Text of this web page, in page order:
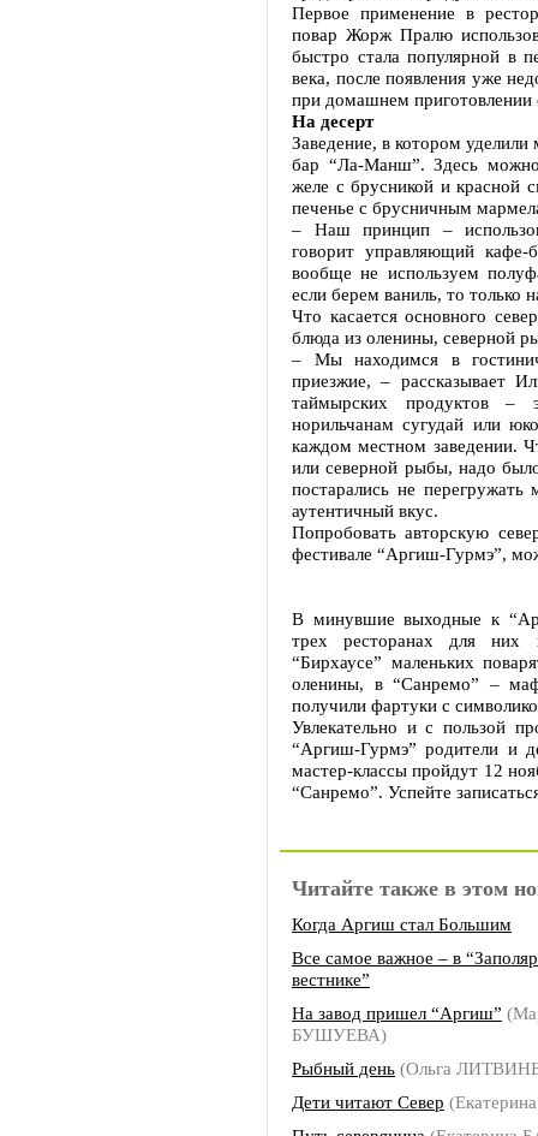
Первое применение в
повар Жорж Пралю
быстро стала популярной в
века, после появления уже
при домашнем приготовлении
На десерт
Заведение, в котором
бар “Ла-Манш”. Здесь
желе с брусникой и красной
печенье с брусничным
– Наш принцип –
говорит управляющий
вообще не используем
если берем ваниль, то только
Что касается основного
блюда из оленины, северной
– Мы находимся в
приезжие, – рассказывает
таймырских продуктов –
норильчанам сугудай или
каждом местном заведении.
или северной рыбы, надо
постарались не
аутентичный вкус.
Попробовать авторскую
фестивале “Аргиш-Гурмэ”,
В минувшие выходные к
трех ресторанах для них
“Бирхаусе” маленьких
оленины, в “Санремо” –
получили фартуки с
Увлекательно и с пользой
“Аргиш-Гурмэ” родители и
мастер-классы пройдут 12
“Санремо”. Успейте
Читайте также в этом
Когда Аргиш стал Большим
Все самое важное – в
вестнике”
На завод пришел “Аргиш”
БУШУЕВА)
Рыбный день (Ольга
Дети читают Север